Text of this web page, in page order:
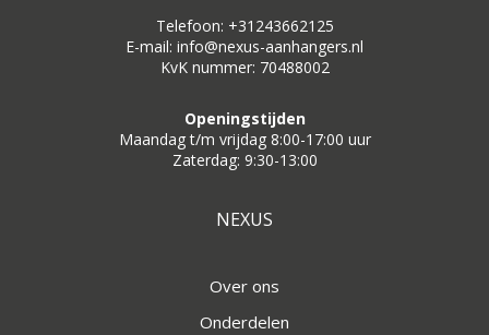
Telefoon: +31243662125
E-mail: info@nexus-aanhangers.nl
KvK nummer: 70488002
Openingstijden
Maandag t/m vrijdag 8:00-17:00 uur
Zaterdag: 9:30-13:00
NEXUS
Over ons
Onderdelen